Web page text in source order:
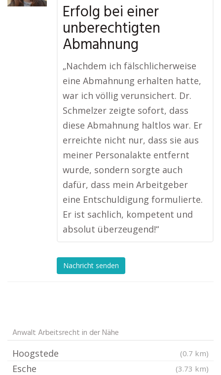
Erfolg bei einer
unberechtigten
Abmahnung
„Nachdem ich fälschlicherweise
eine Abmahnung erhalten hatte,
war ich völlig verunsichert. Dr.
Schmelzer zeigte sofort, dass
diese Abmahnung haltlos war. Er
erreichte nicht nur, dass sie aus
meiner Personalakte entfernt
wurde, sondern sorgte auch
dafür, dass mein Arbeitgeber
eine Entschuldigung formulierte.
Er ist sachlich, kompetent und
absolut überzeugend!“
Nachricht senden
Anwalt Arbeitsrecht in der Nähe
Hoogstede (0.7 km)
Esche (3.73 km)